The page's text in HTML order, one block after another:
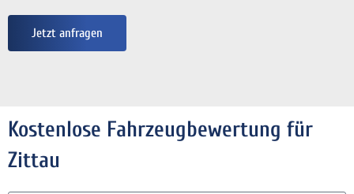
Jetzt anfragen
Kostenlose Fahrzeugbewertung für
Zittau